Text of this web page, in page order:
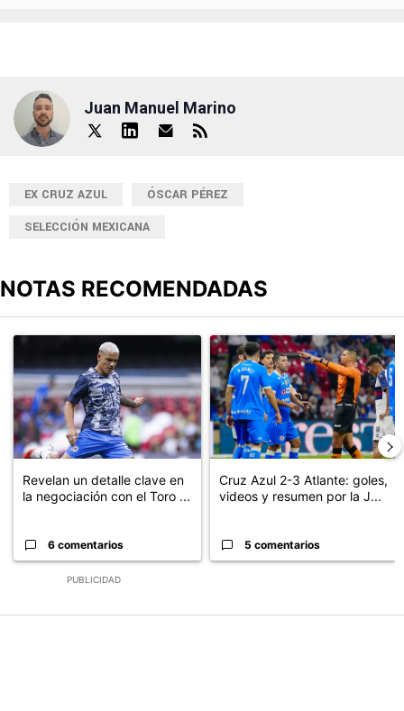
Juan Manuel Marino
EX CRUZ AZUL
ÓSCAR PÉREZ
SELECCIÓN MEXICANA
NOTAS RECOMENDADAS
PUBLICIDAD
Un artículo de tendencia con el título "Revelan un detalle clave
Revelan un detalle clave en
la negociación con el Toro ...
6 comentarios
Un artículo de tendencia con el
Cruz Azul 2-3 Atlante: goles,
videos y resumen por la J...
5 comentarios